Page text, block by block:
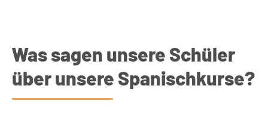
Was sagen unsere Schüler
über unsere Spanischkurse?